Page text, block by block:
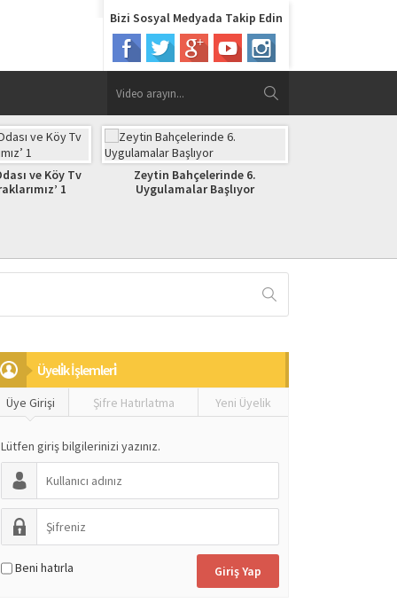
Bizi Sosyal Medyada Takip Edin
Bahçelerinde 6.
Başlıyor
DAMLA SULAMA ÇELTİK ÜRETİMİ
BAFRA OVASINDA YAYGINLAŞIYOR
Üyeli̇k İşlemleri̇
Üye Girişi Şifre Hatırlatma Yeni Üyelik
Lütfen giriş bilgilerinizi yazınız.
Beni hatırla